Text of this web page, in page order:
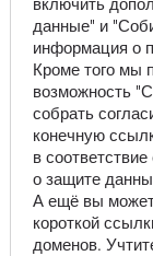
включить
данные" и
информация о
Кроме того мы
возможность
собрать
конечную
в
о защите
А ещё вы
короткой
доменов.